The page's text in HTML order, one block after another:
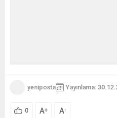
yeniposta Yayınlama:
0 A+ A-